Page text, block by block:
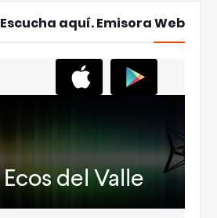
Escucha aquí. Emisora Web